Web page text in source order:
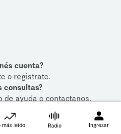
cuenta?
o registrate.
consultas?
de ayudaocontactanos.
más leído Radio Ingresar